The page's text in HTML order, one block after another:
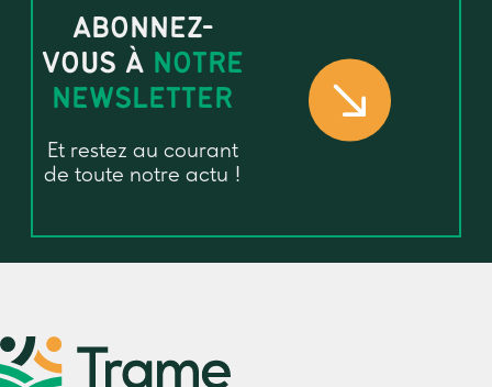
HVH
Projet 4C
Accompagner les agriculteurs
changement climatique
CARABES ET CANOPEE
ABONNEZ-
VOUS À NOTRE
NEWSLETTER
Et restez au courant
de toute notre actu !